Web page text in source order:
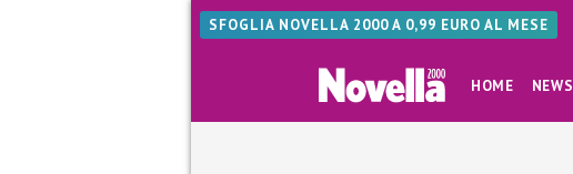
SFOGLIA NOVELLA 2000 A 0,99 EURO AL MESE
HOME NEWS